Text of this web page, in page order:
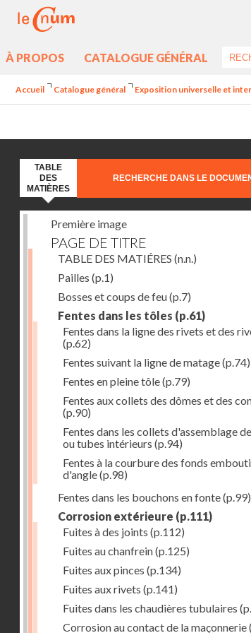
À PROPOS CATALOGUE GÉNÉRAL
Accueil Catalogue général Exposition universelle et
TABLE
DES
MATIÈRES
RECHERCHE DANS LE
Première image
PAGE DE TITRE
TABLE DES MATIÉRES (n.n.)
Pailles (p.1)
Bosses et coups de feu(p.7)
Fentes dans les tôles (p.61)
Fentes dans la ligne des rivets et des
(p.62)
Fentes suivant la ligne de matage(p.74)
Fentes en pleine tôle(p.79)
Fentes aux collets des dômes et des
(p.90)
Fentes dans les collets d'assemblage
ou tubes intérieurs (p.94)
Fentes à la courbure des fonds
d'angle(p.98)
Fentes dans les bouchons en fonte(p.99)
Corrosion extérieure (p.111)
Fuites à des joints (p.112)
Fuites au chanfrein(p.125)
Fuites aux pinces (p.134)
Fuites aux rivets (p.141)
Fuites dans les chaudières tubulaires
Corrosion au contact de la maçonnerie